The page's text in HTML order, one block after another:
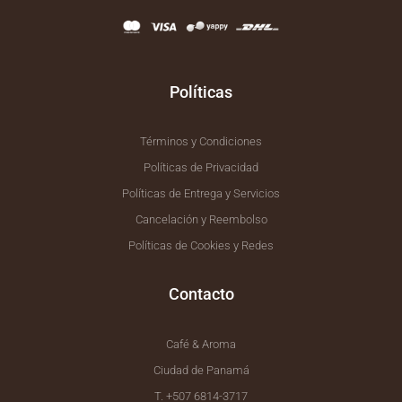
o
k a
Políticas
Términos y Condiciones
Políticas de Privacidad
Políticas de Entrega y Servicios
Cancelación y Reembolso
Políticas de Cookies y Redes
Contacto
Café & Aroma
Ciudad de Panamá
T. +507 6814-3717